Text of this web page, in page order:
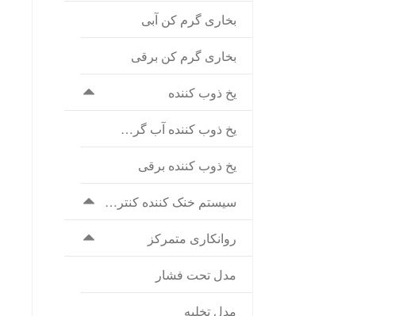
بخاری گرم کن آبی
بخاری گرم کن برقی
یخ ذوب کننده
یخ ذوب کننده آب گرمی
یخ‌ ذوب کننده برقی
سیستم خنک کننده کنترل دمای هو
روانکاری متمرکز
مدل تحت فشار
مدل تخلیه